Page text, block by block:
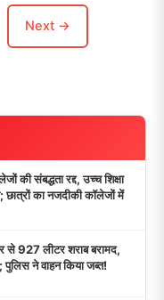
Next →
की संबद्धता रद्द, उच्च शिक्षा
छात्रों का नजदीकी कॉलेजों में
927 लीटर शराब बरामद,
पुलिस ने वाहन किया जब्त!